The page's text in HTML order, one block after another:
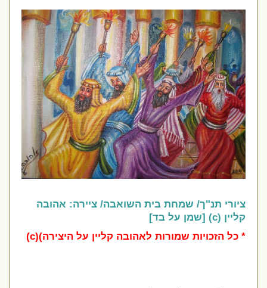
ציורי תנ"ך/ שמחת בית השואבה/ ציירה: אהובה
קליין (c) [שמן על בד]
* כל הזכויות שמורות לאהובה קליין על היצירה)(c)